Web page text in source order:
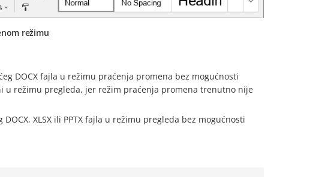
režimu
DOCX fajla u režimu praćenja promena bez mogućnosti
u režimu pregleda, jer režim praćenja promena trenutno nije
XLSX ili PPTX fajla u režimu pregleda bez mogućnosti